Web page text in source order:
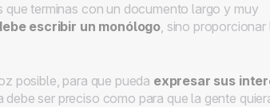
que terminas con un documento largo y muy
escribir un monólogo, sino proporcionar
posible, para que pueda expresar sus
ser preciso como para que la gente